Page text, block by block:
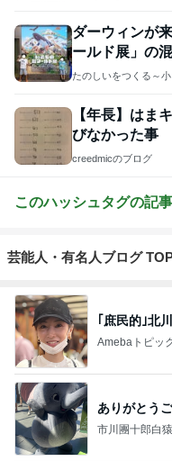
ダーウィンが
ールド展」の
たのしいをつくる～
【年長】はま
びなかった事
creedmicのブログ
このハッシュタグの記
芸能人・有名人ブログ
｢庶民的｣北
Amebaトピッ
ありがとう
市川團十郎白